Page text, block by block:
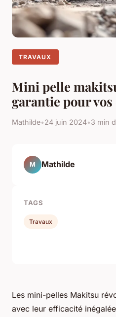
TRAVAUX
Mini pelle
garantie pour
Mathilde•24 juin 2024•3 min
Les mini-pelles Makitsu
avec leur efficacité
M Mathilde
TAGS
Travaux